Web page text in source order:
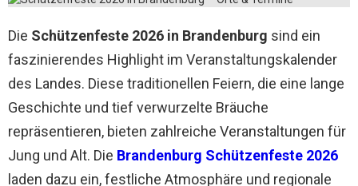
Die Schützenfeste 2026 in Brandenburg sind ein
faszinierendes Highlight im Veranstaltungskalender
des Landes. Diese traditionellen Feiern, die eine lange
Geschichte und tief verwurzelte Bräuche
repräsentieren, bieten zahlreiche Veranstaltungen für
Jung und Alt. Die Brandenburg Schützenfeste 2026
laden dazu ein, festliche Atmosphäre und regionale